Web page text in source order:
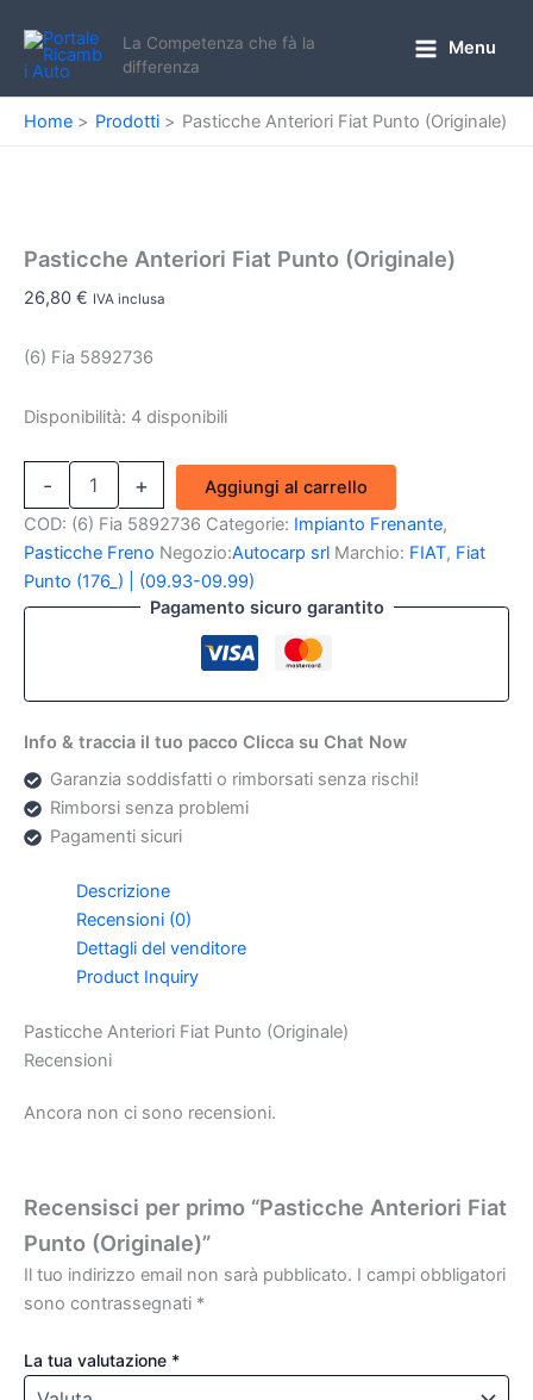
contenuto
La Competenza che fà la
differenza
Menu
Menu
Home Prodotti Pasticche Anteriori Fiat Punto (Originale)
Pasticche Anteriori Fiat Punto (Originale)
26,80 € IVA inclusa
(6) Fia 5892736
Disponibilità: 4 disponibili
-
Pasticche
Fiat
Punto
(Originale)
quantità
+
Aggiungi al carrello
COD: (6) Fia 5892736 Categorie: Impianto Frenante,
Pasticche Freno Negozio:Autocarp srl Marchio: FIAT, Fiat
Punto (176_) | (09.93-09.99)
Pagamento sicuro garantito
Info & traccia il tuo pacco Clicca su Chat Now
Garanzia soddisfatti o rimborsati senza rischi!
Rimborsi senza problemi
Pagamenti sicuri
Descrizione
Recensioni (0)
Dettagli del venditore
Product Inquiry
Pasticche Anteriori Fiat Punto (Originale)
Recensioni
Ancora non ci sono recensioni.
Recensisci per primo “Pasticche Anteriori Fiat
Punto (Originale)”
Il tuo indirizzo email non sarà pubblicato. I campi obbligatori
sono contrassegnati *
La tua valutazione *